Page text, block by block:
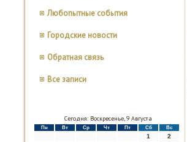
Любопытные события
Городские новости
Обратная связь
Все записи
Сегодня: Воскресенье, 9 Августа
Пн Вт Ср Чт Пт Сб Вс
1
2